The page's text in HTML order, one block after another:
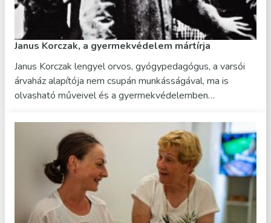
Janus Korczak, a gyermekvédelem mártírja
Janus Korczak lengyel orvos, gyógypedagógus, a varsói
árvaház alapítója nem csupán munkásságával, ma is
olvasható műveivel és a gyermekvédelemben…